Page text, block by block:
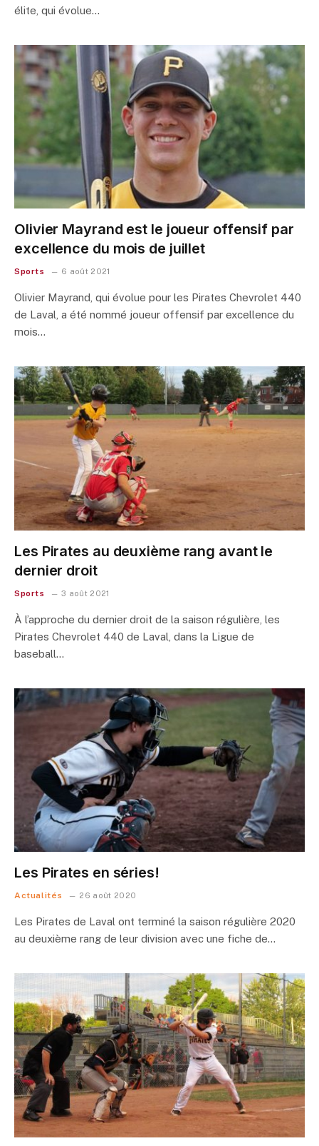
élite, qui évolue…
Olivier Mayrand est le joueur offensif par
excellence du mois de juillet
Sports 6 août 2021
Olivier Mayrand, qui évolue pour les Pirates Chevrolet 440
de Laval, a été nommé joueur offensif par excellence du
mois…
Les Pirates au deuxième rang avant le
dernier droit
Sports 3 août 2021
À l’approche du dernier droit de la saison régulière, les
Pirates Chevrolet 440 de Laval, dans la Ligue de
baseball…
Les Pirates en séries!
Actualités 26 août 2020
Les Pirates de Laval ont terminé la saison régulière 2020
au deuxième rang de leur division avec une fiche de…